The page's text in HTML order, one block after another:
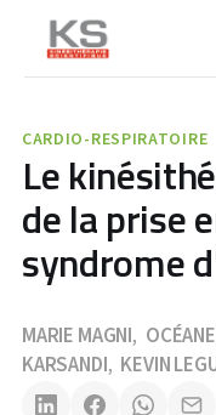
CARDIO-RESPIRATOIRE
Le
de la prise
syndrome
MARIE MAGNI,
KARSANDI, KEVIN